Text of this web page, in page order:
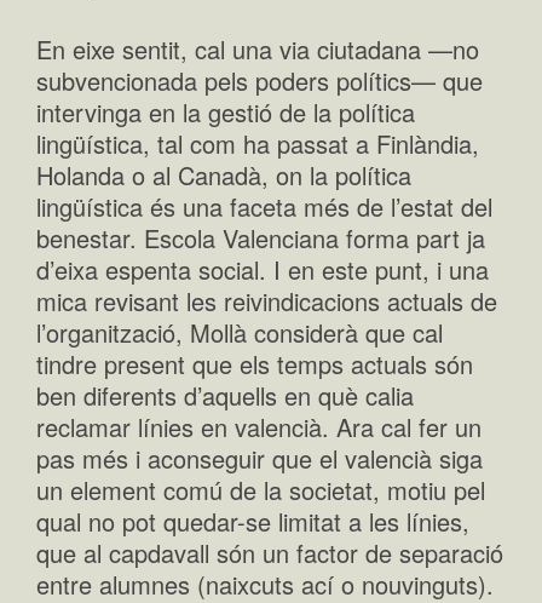
En eixe sentit, cal una via ciutadana —no
subvencionada pels poders polítics— que
intervinga en la gestió de la política
lingüística, tal com ha passat a Finlàndia,
Holanda o al Canadà, on la política
lingüística és una faceta més de l’estat del
benestar. Escola Valenciana forma part ja
d’eixa espenta social. I en este punt, i una
mica revisant les reivindicacions actuals de
l’organització, Mollà considerà que cal
tindre present que els temps actuals són
ben diferents d’aquells en què calia
reclamar línies en valencià. Ara cal fer un
pas més i aconseguir que el valencià siga
un element comú de la societat, motiu pel
qual no pot quedar-se limitat a les línies,
que al capdavall són un factor de separació
entre alumnes (naixcuts ací o nouvinguts).